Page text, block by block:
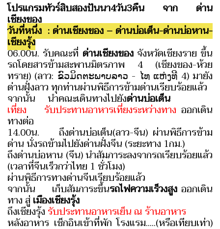
โปรแกรมทัวร์สิบสองปันนา4วัน3คืน จาก ด่าน
เชียงของ
วันที่หนึ่ง : ด่านเชียงของ – ด่านบ่อเต็น-ด่านบ่อหาน-
เชียงรุ้ง
06.00น. รับคณะที่ ด่านเชียงของจังหวัดเชียงราย ขึ้น
รถโดยสารข้ามสะพานมิตรภาพ 4 (เชียงของ-ห้วย
ทราย) (ลาว: ຂົວມິດຕະພາບລາວ - ໄທ ແຫ່ງທີ 4) มายัง
ด่านฝั่งลาว ทุกท่านผ่านพิธีการข้ามด่านเรียบร้อยแล้ว
จากนั้น นำคณะเดินทางไปยังด่านบ่อเต็น
เที่ยง รับประทานอาหารเที่ยงระหว่างทาง ออกเดิน
ทางต่อ
14.00น. ถึงด่านบ่อเต็น(ลาว-จีน) ผ่านพิธีการข้าม
ด่าน นั่งรถข้ามไปยังด่านฝั่งจีน (ระยะทาง 1กม.)
ถึงด่านบ่อหาน (จีน) นำสัมภาระลงจากรถเรียบร้อยแล้ว
(เวลาที่จีนเร็วกว่าไทย 1 ชั่วโมง)
ผ่านพิธีการทางด่านจีนเรียบร้อยแล้ว
จากนั้น เก็บสัมภาระขึ้นรถไฟความเร็วงสูงออกเดิน
ทาง สู่เมืองเชียงรุ้ง
ถึงเชียงรุ้ง รับประทานอาหารเย็น ณ ร้านอาหาร
หลังอาหาร เช็กอินเข้าที่พัก โรงแรม.....(หรือเทียบเท่า)